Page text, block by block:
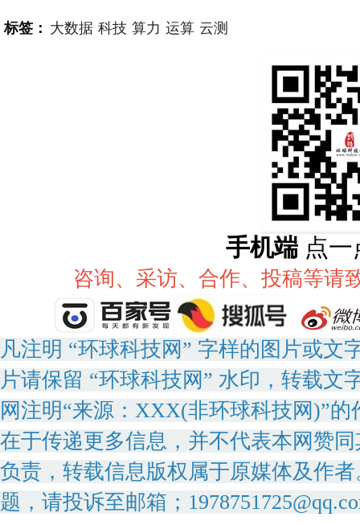
标签： 大数据 科技 算力 运算 云测
手机端 点
咨询、采访、合作、投稿等请
凡注明 “环球科技网” 字样的图片或文
片请保留 “环球科技网” 水印，转载文
网注明“来源：XXX(非环球科技网)”
在于传递更多信息，并不代表本网赞
负责，转载信息版权属于原媒体及作
题，请投诉至邮箱；